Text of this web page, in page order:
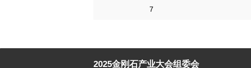
7
2025金刚石产业大会组委会